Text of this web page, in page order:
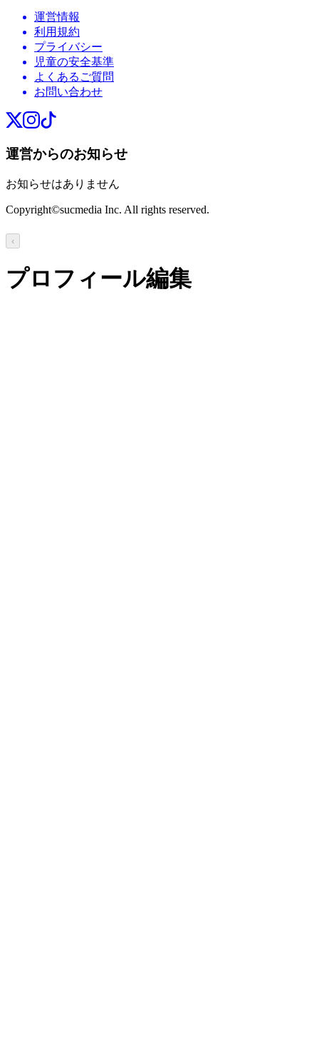
運営情報
利用規約
プライバシー
児童の安全基準
よくあるご質問
お問い合わせ
運営からのお知らせ
お知らせはありません
Copyright©sucmedia Inc. All rights reserved.
‹
プロフィール編集